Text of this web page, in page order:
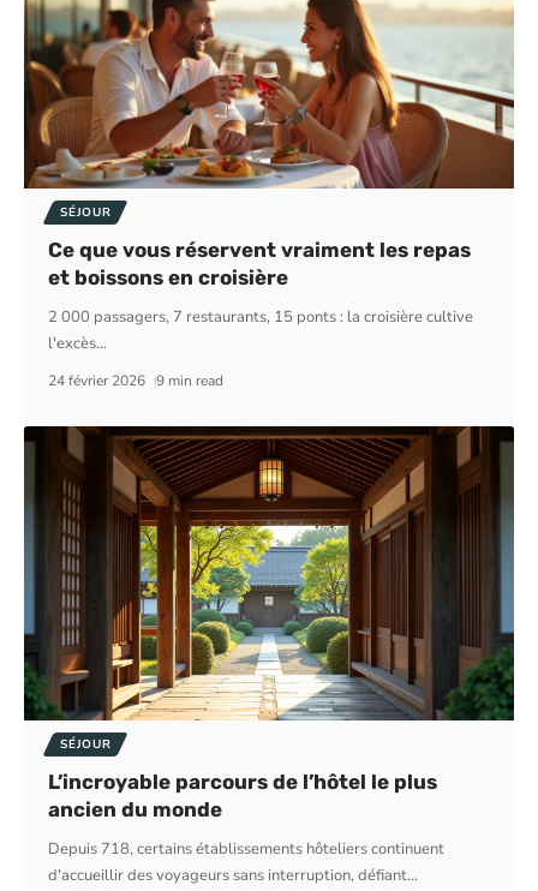
SÉJOUR
Ce que vous réservent vraiment les repas
et boissons en croisière
2 000 passagers, 7 restaurants, 15 ponts : la croisière cultive
l'excès…
24 février 2026 9 min read
SÉJOUR
L’incroyable parcours de l’hôtel le plus
ancien du monde
Depuis 718, certains établissements hôteliers continuent
d'accueillir des voyageurs sans interruption, défiant…